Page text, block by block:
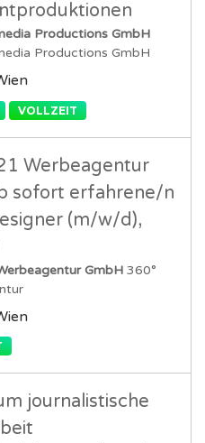
Productions GmbH
Productions GmbH
VOLLZEIT
Werbeagentur
sofort erfahrene/n
(m/w/d),
GmbH 360°
journalistische